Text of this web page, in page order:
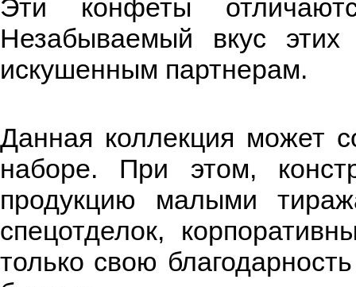
Эти конфеты
Незабываемый вкус
искушенным партнерам.
Данная коллекция может
наборе. При этом,
продукцию малыми
спецотделок,
только свою